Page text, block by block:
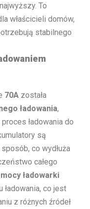
To
właścicieli domów,
stabilnego
70A została
ładowania,
ładowania do
są
co wydłuża
całego
ładowarki
co jest
z różnych źródeł